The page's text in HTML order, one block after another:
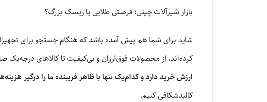
بازار شیرآلات چینی؛ فرصتی طلایی یا ریسک بزرگ؟
شاید برای شما هم پیش آمده باشد که هنگام جستجو برای
کرده‌اند، از محصولات فوق‌ارزان و بی‌کیفیت تا کالاهای درجه‌یک
ارزش خرید دارد و کدام‌یک تنها با ظاهر فریبنده ما را درگیر
کالبدشکافی کنیم.